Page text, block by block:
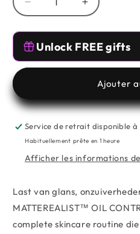
Réduire
la
quantité
de
OIL
–
GEKOMBINEERDE
VETTE
HUID
Augmenter
la
quantité
de
OIL
CONTROL
–
TOT
VETTE
HUID
Unlock FREE gifts
Free Gifts 🥰
Spend€59.00
TOMVMAKEUPto
Free Gifts 🥰
Spend€99.00
TOMVMAKEUP
Ajouter
Service de retrait disponible à
Habituellement prête en 1 heure
Afficher les informations
Last van glans,
MATTEREALIST™ OIL
complete skincare routine